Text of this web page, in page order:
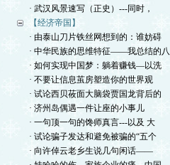
· 武汉风景速写（正史）---同时，
【经济帝国】
· 由泰山刀片铁丝网想到的：谁妨碍
· 中华民族的思维特征——我总结的八
· 如何实现中国梦：躺着赚钱—以洗
· 不要让信息茧房塑造你的世界观
· 试论西贝莜面大脑袋贾国龙背后的
· 济州岛偶遇一件让座的小事儿
· 一句顶一句的馋师真言---以及 大
· 试论骗子发达和避免被骗的“五个
· 向许倬云老乡生说几句闲话——